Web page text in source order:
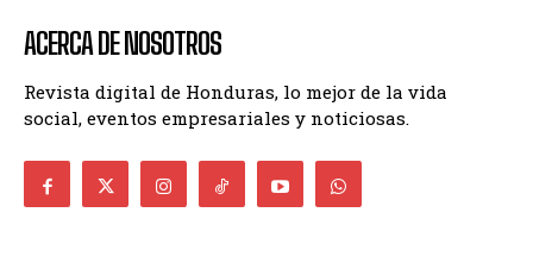
ACERCA DE NOSOTROS
Revista digital de Honduras, lo mejor de la vida
social, eventos empresariales y noticiosas.